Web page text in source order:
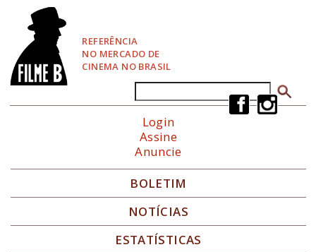
REFERÊNCIA
NO MERCADO DE
CINEMA NO BRASIL
Formulário de busca
Login
Assine
Anuncie
BOLETIM
NOTÍCIAS
ESTATÍSTICAS